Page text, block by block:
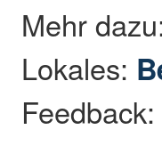
Mehr
Lokales:
Feedback: